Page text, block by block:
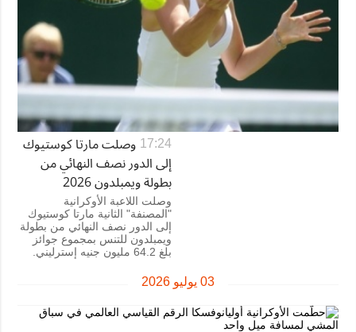
17:24 وصلت مارتا كوستيوك
إلى الدور نصف النهائي من
بطولة ويمبلدون 2026
وصلت اللاعبة الأوكرانية
"المصنفة" الثانية مارتا كوستيوك
إلى الدور نصف النهائي من بطولة
ويمبلدون للتنس بمجموع جوائز
بلغ 64.2 مليون جنيه إسترليني.
03 يوليو 2026